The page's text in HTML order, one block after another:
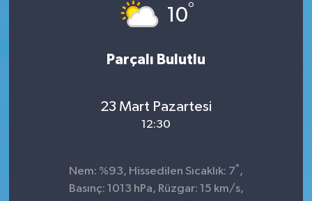
10°
Parçalı Bulutlu
23 Mart Pazartesi
12:30
Nem: %93, Hissedilen Sıcaklık: 7° ,
Basınç: 1013 hPa, Rüzgar: 15 km/s,